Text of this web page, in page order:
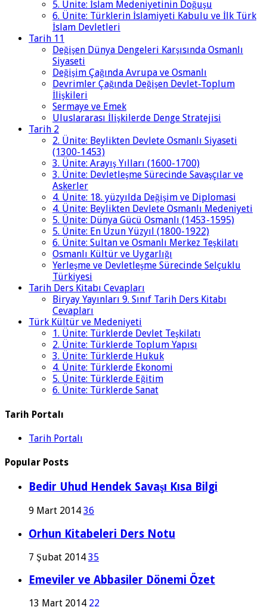
5. Ünite: İslam Medeniyetinin Doğuşu
6. Ünite: Türklerin İslamiyeti Kabulu ve İlk Türk
İslam Devletleri
Tarih 11
Değişen Dünya Dengeleri Karşısında Osmanlı
Siyaseti
Değişim Çağında Avrupa ve Osmanlı
Devrimler Çağında Değişen Devlet-Toplum
İlişkileri
Sermaye ve Emek
Uluslararası İlişkilerde Denge Stratejisi
Tarih 2
2. Ünite: Beylikten Devlete Osmanlı Siyaseti
(1300-1453)
3. Ünite: Arayış Yılları (1600-1700)
3. Ünite: Devletleşme Sürecinde Savaşçılar ve
Askerler
4. Ünite: 18. yüzyılda Değişim ve Diplomasi
4. Ünite: Beylikten Devlete Osmanlı Medeniyeti
5. Ünite: Dünya Gücü Osmanlı (1453-1595)
5. Ünite: En Uzun Yüzyıl (1800-1922)
6. Ünite: Sultan ve Osmanlı Merkez Teşkilatı
Osmanlı Kültür ve Uygarlığı
Yerleşme ve Devletleşme Sürecinde Selçuklu
Türkiyesi
Tarih Ders Kitabı Cevapları
Biryay Yayınları 9. Sınıf Tarih Ders Kitabı
Cevapları
Türk Kültür ve Medeniyeti
1. Ünite: Türklerde Devlet Teşkilatı
2. Ünite: Türklerde Toplum Yapısı
3. Ünite: Türklerde Hukuk
4. Ünite: Türklerde Ekonomi
5. Ünite: Türklerde Eğitim
6. Ünite: Türklerde Sanat
Tarih Portalı
Tarih Portalı
Popular Posts
Bedir Uhud Hendek Savaşı Kısa Bilgi
9 Mart 2014 36
Orhun Kitabeleri Ders Notu
7 Şubat 2014 35
Emeviler ve Abbasiler Dönemi Özet
13 Mart 2014 22